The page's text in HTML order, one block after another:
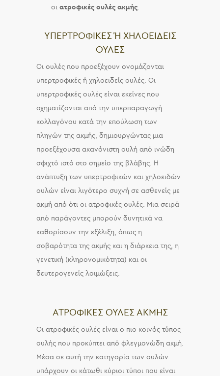
οι ατροφικές ουλές ακμής.
ΥΠΕΡΤΡΟΦΙΚΕΣ Ή ΧΗΛΟΕΙΔΕΙΣ Ο
ΥΛΕΣ
Οι ουλές που προεξέχουν ονομάζονται
υπερτροφικές ή χηλοειδείς ουλές. Οι
υπερτροφικές ουλές είναι εκείνες που
σχηματίζονται από την υπερπαραγωγή
κολλαγόνου κατά την επούλωση των
πληγών της ακμής, δημιουργώντας μια
προεξέχουσα ακανόνιστη ουλή από ινώδη
σφιχτό ιστό στο σημείο της βλάβης. Η
ανάπτυξη των υπερτροφικών και χηλοειδών
ουλών είναι λιγότερο συχνή σε ασθενείς με
ακμή από ότι οι ατροφικές ουλές. Μια σειρά
από παράγοντες μπορούν δυνητικά να
καθορίσουν την εξέλιξη, όπως η
σοβαρότητα της ακμής και η διάρκεια της, η
γενετική (κληρονομικότητα) και οι
δευτερογενείς λοιμώξεις.
ΑΤΡΟΦΙΚΕΣ ΟΥΛΕΣ ΑΚΜΗΣ
Οι ατροφικές ουλές είναι ο πιο κοινός τύπος
ουλής που προκύπτει από φλεγμονώδη ακμή.
Μέσα σε αυτή την κατηγορία των ουλών
υπάρχουν οι κάτωθι κύριοι τύποι που είναι